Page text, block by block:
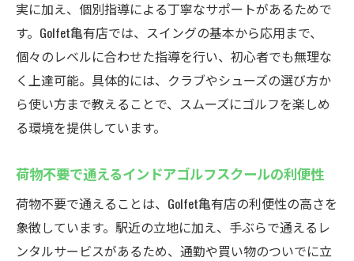
実に加え、個別指導による丁寧なサポートがあるためで
す。Golfet亀有店では、スイングの基本から応用まで、
個々のレベルに合わせた指導を行い、初心者でも無理な
く上達可能。具体的には、クラブやシューズの選び方か
ら使い方まで教えることで、スムーズにゴルフを楽しめ
る環境を提供しています。
荷物不要で通えるインドアゴルフスクールの利便性
荷物不要で通えることは、Golfet亀有店の利便性の高さを
象徴しています。駅近の立地に加え、手ぶらで通えるレ
ンタルサービスがあるため、通勤や買い物のついでに立